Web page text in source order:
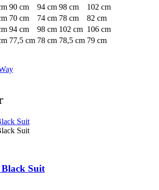
90 cm 94 cm 98 cm
102 cm
70 cm 74 cm 78 cm
82 cm
94 cm 98 cm 102 cm 106 cm
77,5 cm 78 cm 78,5 cm 79 cm
Black Suit